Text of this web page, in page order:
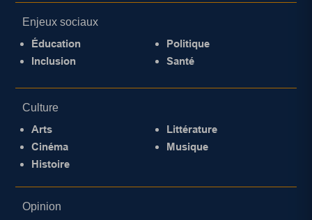
Enjeux sociaux
Éducation
Inclusion
Politique
Santé
Culture
Arts
Cinéma
Histoire
Littérature
Musique
Opinion